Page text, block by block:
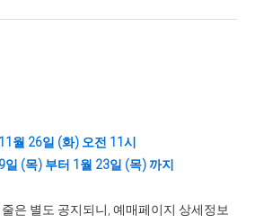
월 26일 (화) 오전 11시
일 (목) 부터 1월 23일 (목) 까지
은 별도 공지되니, 예매페이지 상세정보